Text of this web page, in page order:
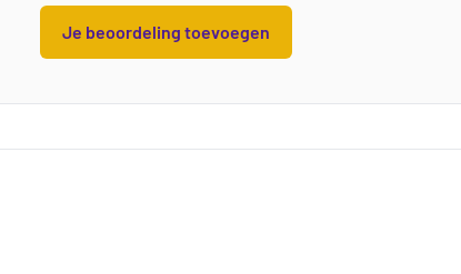
Je beoordeling toevoegen